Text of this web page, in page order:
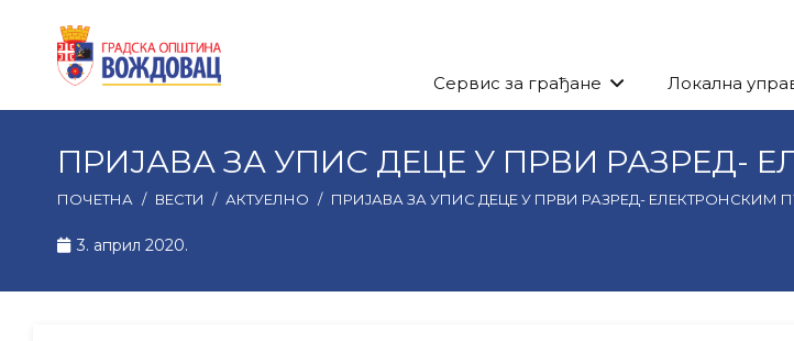
Сервис за грађане Локална
ПРИЈАВА ЗА УПИС ДЕЦЕ У ПРВИ РАЗРЕД-
ПОЧЕТНА / ВЕСТИ / АКТУЕЛНО / ПРИЈАВА ЗА УПИС ДЕЦЕ У ПРВИ РАЗРЕД- ЕЛЕКТРОНСКИМ
3. април 2020.